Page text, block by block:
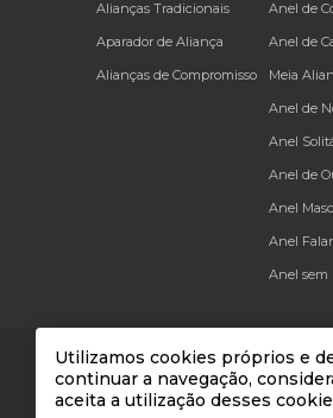
Utilizamos cookies próprios e
continuar a navegação,
aceita a utilização desses
Alianças Tradicionais
Aparador de Aliança
Alianças de Compromisso
Anel de
Anel de
Meia
Anel de
Anel
Anel de
Anel
Anel
Anel sem
* Todos os preços e